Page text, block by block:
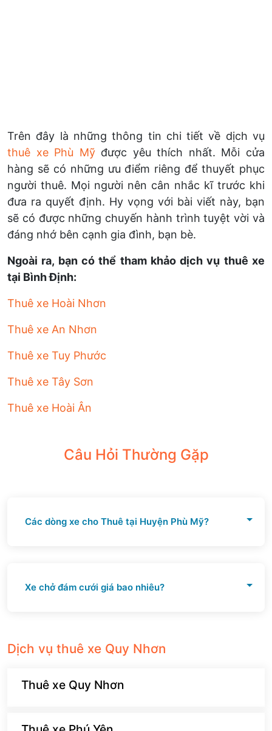
Trên đây là những thông tin chi tiết về dịch vụ
thuê xe Phù Mỹđược yêu thích nhất. Mỗi cửa
hàng sẽ có những ưu điểm riêng để thuyết phục
người thuê. Mọi người nên cân nhắc kĩ trước khi
đưa ra quyết định. Hy vọng với bài viết này, bạn
sẽ có được những chuyến hành trình tuyệt vời và
đáng nhớ bên cạnh gia đình, bạn bè.
Ngoài ra, bạn có thể tham khảo dịch vụ thuê xe
tại Bình Định:
Thuê xe Hoài Nhơn
Thuê xe An Nhơn
Thuê xe Tuy Phước
Thuê xe Tây Sơn
Thuê xe Hoài Ân
Câu Hỏi Thường Gặp
Các dòng xe cho Thuê tại Huyện Phù Mỹ?
Xe chở đám cưới giá bao nhiêu?
Dịch vụ thuê xe Quy Nhơn
Thuê xe Quy Nhơn